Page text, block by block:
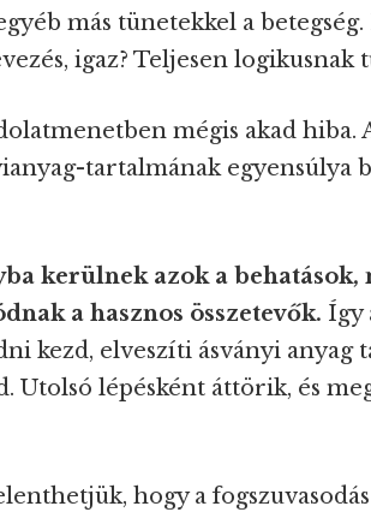
más tünetekkel a
igaz? Teljesen logikusnak
mégis akad hiba.
tartalmának egyensúlya
kerülnek azok a behatások,
a hasznos összetevők. Így
kezd, elveszíti ásványi anyag
Utolsó lépésként áttörik, és
hogy a